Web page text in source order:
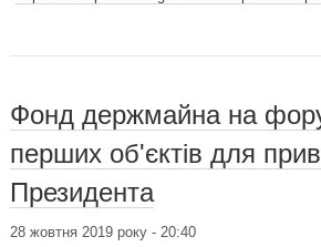
Фонд держмайна на
перших об'єктів для
Президента
28 жовтня 2019 року - 20:40